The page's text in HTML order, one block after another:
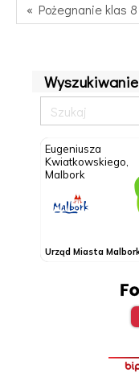
« Pożegnanie klas 8
Wyszukiwanie